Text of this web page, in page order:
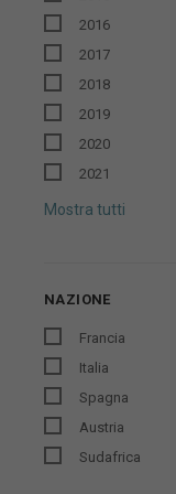
2016
2017
2018
2019
2020
2021
Mostra tutti
NAZIONE
Francia
Italia
Spagna
Austria
Sudafrica